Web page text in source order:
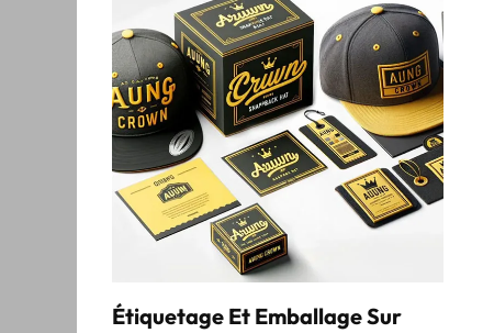
Étiquetage Et Emballage Sur